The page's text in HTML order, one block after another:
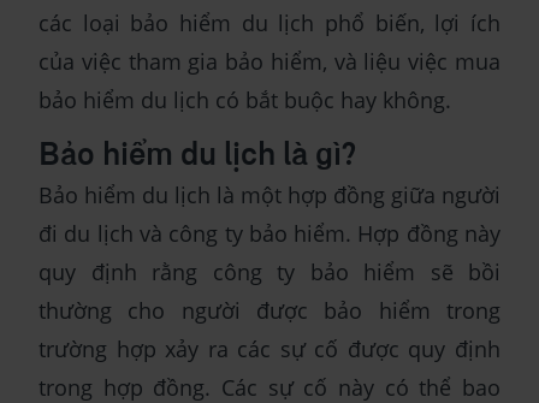
các loại bảo hiểm du lịch phổ biến, lợi ích
của việc tham gia bảo hiểm, và liệu việc mua
bảo hiểm du lịch có bắt buộc hay không.
Bảo hiểm du lịch là gì?
Bảo hiểm du lịch là một hợp đồng giữa người
đi du lịch và công ty bảo hiểm. Hợp đồng này
quy định rằng công ty bảo hiểm sẽ bồi
thường cho người được bảo hiểm trong
trường hợp xảy ra các sự cố được quy định
trong hợp đồng. Các sự cố này có thể bao